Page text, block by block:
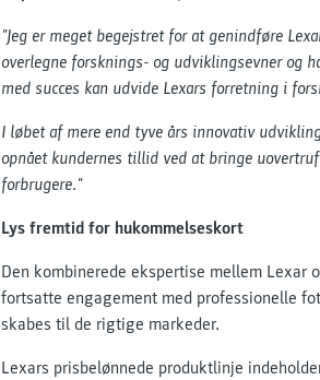
"Jeg er meget begejstret for at genindføre
overlegne forsknings- og udviklingsevner og
med succes kan udvide Lexars forretning i
I løbet af mere end tyve års innovativ
opnået kundernes tillid ved at bringe
forbrugere."
Lys fremtid for hukommelseskort
Den kombinerede ekspertise mellem
fortsatte engagement med professionelle
skabes til de rigtige markeder.
Lexars prisbelønnede produktlinje